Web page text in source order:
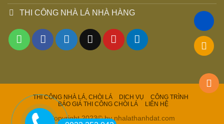
THI CÔNG NHÀ LÁ NHÀ HÀNG
THI CÔNG NHÀ LÁ, CHÒI LÁ DỊCH VỤ
CÔNG TRÌNH
BÁO GIÁ THI CÔNG CHÒI LÁ
LIÊN HỆ
Copyright 2023© by nhalathanhdat.com